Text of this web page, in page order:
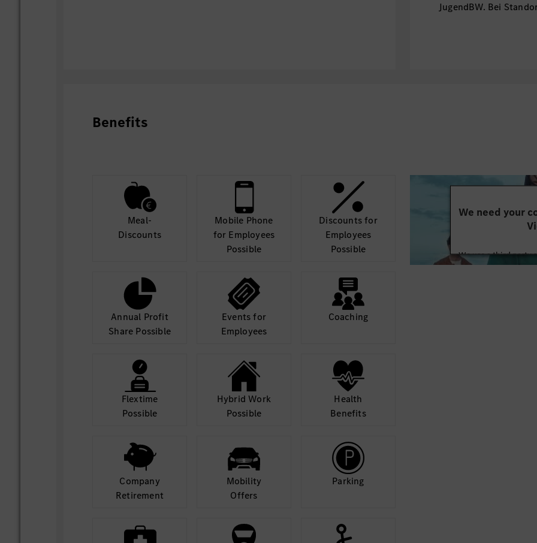
JugendBW. Bei
Benefits
Meal-
Discounts
Mobile Phone
for Employees
Possible
Discounts for
Employees
Possible
Annual Profit
Share Possible
Events for
Employees
Coaching
Flextime
Possible
Hybrid Work
Possible
Health
Benefits
Company
Retirement
Mobility
Offers
Parking
We need your
We use a third party
may collect data